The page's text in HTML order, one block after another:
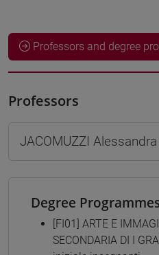
Professors and degree
Professors
JACOMUZZI
Degree
[FI01] ARTE E
SECONDARIA DI I